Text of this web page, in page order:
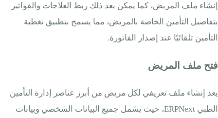
إنشاء ملف المريض، كما يمكن بعد ذلك ربط العلاجات والفواتير
بتفاصيل التأمين الخاصة بالمريض، مما يسمح بتطبيق تغطية
التأمين تلقائيًا عند إصدار الفاتورة.
فتح ملف المريض
يعد إنشاء ملف تعريفي لكل مريض من أبرز عناصر إدارة التأمين
الطبي ERPNext، حيث يشمل جميع البيانات الشخصي وبيانات